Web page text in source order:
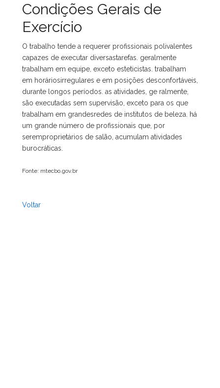
Condições Gerais de
Exercício
O trabalho tende a requerer profissionais polivalentes
capazes de executar diversastarefas. geralmente
trabalham em equipe, exceto esteticistas. trabalham
em horáriosirregulares e em posições desconfortáveis,
durante longos períodos. as atividades, ge ralmente,
são executadas sem supervisão, exceto para os que
trabalham em grandesredes de institutos de beleza. há
um grande número de profissionais que, por
seremproprietários de salão, acumulam atividades
burocráticas.
Fonte: mtecbo.gov.br
Voltar